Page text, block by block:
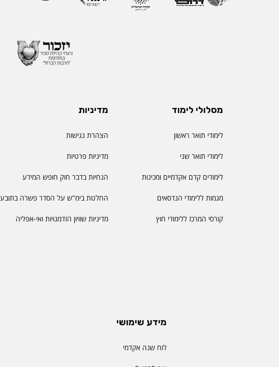
מסלולי לימוד
לימודי תואר ראשון
לימודי תואר שני
לימודים קדם אקדמיים ומכינות
מגמות ללימודי הנדסאים
קורסי המרכז ללימודי חוץ
מדיניות
הצהרת נגישות
מדיניות פרטיות
הנחיות בדבר חוק חופש המידע
החלטת בימ"ש על הסדר פשרה
מדיניות שוויון הזדמנויות ואי-אפליה
מידע שימושי
לוח שנה אקדמי